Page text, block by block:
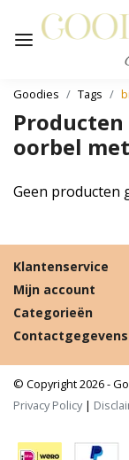
Goodies Tags
oorbel
Geen producten
Klantenservice
Mijn account
Categorieën
Contactgegevens
© Copyright 2026 -
Privacy Policy|